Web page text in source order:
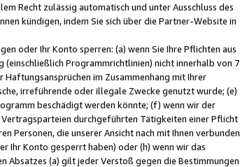
Recht zulässig automatisch und unter Ausschluss des
kündigen, indem Sie sich über die Partner-Website in
oder Ihr Konto sperren: (a) wenn Sie Ihre Pflichten aus
(einschließlich Programmrichtlinien) nicht innerhalb von 7
Haftungsansprüchen im Zusammenhang mit Ihrer
irreführende oder illegale Zwecke genutzt wurde; (e)
beschädigt werden könnte; (f) wenn wir der
Vertragsparteien durchgeführten Tätigkeiten einer Pflicht
Personen, die unserer Ansicht nach mit Ihnen verbunden
Ihr Konto gesperrt haben) oder (h) wenn wir das
Absatzes (a) gilt jeder Verstoß gegen die Bestimmungen